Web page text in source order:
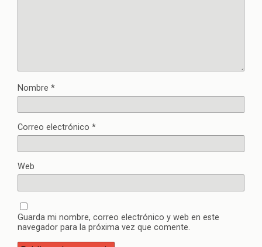
Nombre *
Correo electrónico *
Web
Guarda mi nombre, correo electrónico y web en este
navegador para la próxima vez que comente.